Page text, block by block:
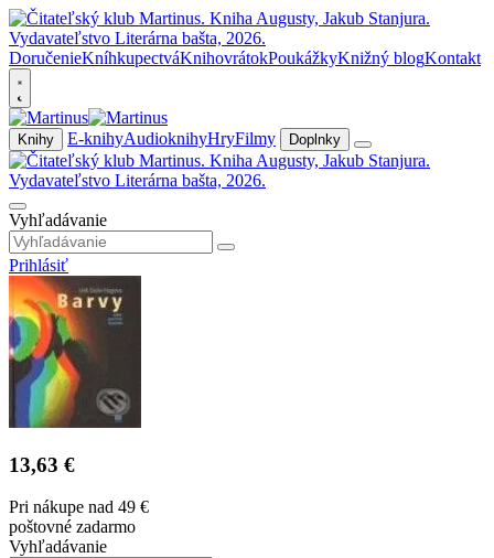
DoručenieKníhkupectváKnihovrátokPoukážkyKnižný blogKontakt
Knihy E-knihyAudioknihyHryFilmy Doplnky
Vyhľadávanie
Prihlásiť
13,63 €
Pri nákupe nad 49 €
poštovné zadarmo
Vyhľadávanie